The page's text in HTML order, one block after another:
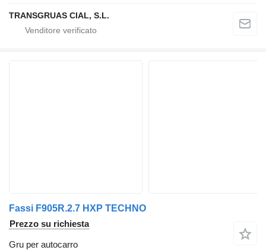
TRANSGRUAS CIAL, S.L.
Fassi F905R.2.7 HXP TECHNO
Prezzo su richiesta
Gru per autocarro